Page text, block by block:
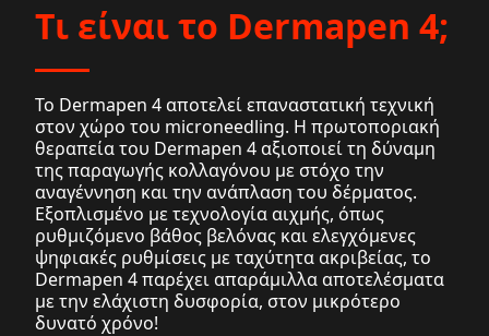
Τι είναι το Dermapen 4;
Το Dermapen 4 αποτελεί επαναστατική τεχνική
στον χώρο του microneedling. Η πρωτοποριακή
θεραπεία του Dermapen 4 αξιοποιεί τη δύναμη
της παραγωγής κολλαγόνου με στόχο την
αναγέννηση και την ανάπλαση του δέρματος.
Εξοπλισμένο με τεχνολογία αιχμής, όπως
ρυθμιζόμενο βάθος βελόνας και ελεγχόμενες
ψηφιακές ρυθμίσεις με ταχύτητα ακριβείας, το
Dermapen 4 παρέχει απαράμιλλα αποτελέσματα
με την ελάχιστη δυσφορία, στον μικρότερο
δυνατό χρόνο!